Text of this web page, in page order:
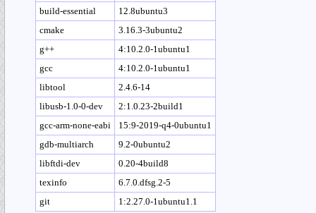
build-essential
12.8ubuntu3
cmake
3.16.3-3ubuntu2
g++
4:10.2.0-1ubuntu1
gcc
4:10.2.0-1ubuntu1
libtool
2.4.6-14
libusb-1.0-0-dev
2:1.0.23-2build1
gcc-arm-none-eabi
15:9-2019-q4-0ubuntu1
gdb-multiarch
9.2-0ubuntu2
libftdi-dev
0.20-4build8
texinfo
6.7.0.dfsg.2-5
git
1:2.27.0-1ubuntu1.1